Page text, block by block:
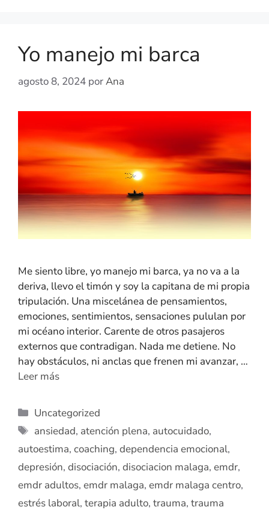
Yo manejo mi barca
agosto 8, 2024 porAna
Me siento libre, yo manejo mi barca, ya no va a la
deriva, llevo el timón y soy la capitana de mi propia
tripulación. Una miscelánea de pensamientos,
emociones, sentimientos, sensaciones pululan por
mi océano interior. Carente de otros pasajeros
externos que contradigan. Nada me detiene. No
hay obstáculos, ni anclas que frenen mi avanzar, …
Leer más
Uncategorized
ansiedad, atención plena, autocuidado,
autoestima, coaching, dependencia emocional,
depresión, disociación, disociacion malaga, emdr,
emdr adultos, emdr malaga, emdr malaga centro,
estrés laboral, terapia adulto, trauma, trauma